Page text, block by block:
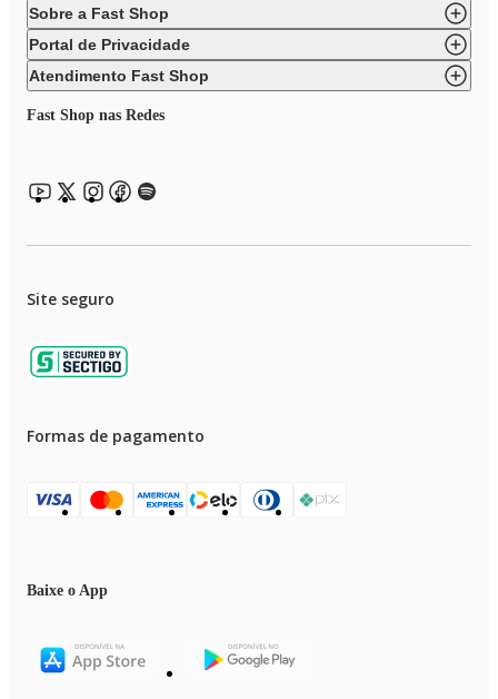
Sobre a Fast Shop
Portal de Privacidade
Atendimento Fast Shop
Fast Shop nas Redes
Site seguro
Formas de pagamento
Baixe o App